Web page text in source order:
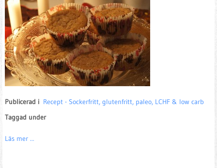
Publicerad i Recept - Sockerfritt, glutenfritt, paleo, LCHF & low carb
Taggad under
Läs mer ...